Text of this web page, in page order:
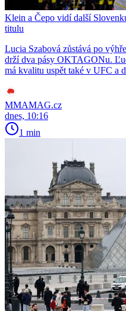
Klein a Čepo vidí další
titulu
Lucia Szabová zůstává po
drží dva pásy OKTAGONu.
má kvalitu uspět také v UFC a
MMAMAG.cz
dnes, 10:16
1 min